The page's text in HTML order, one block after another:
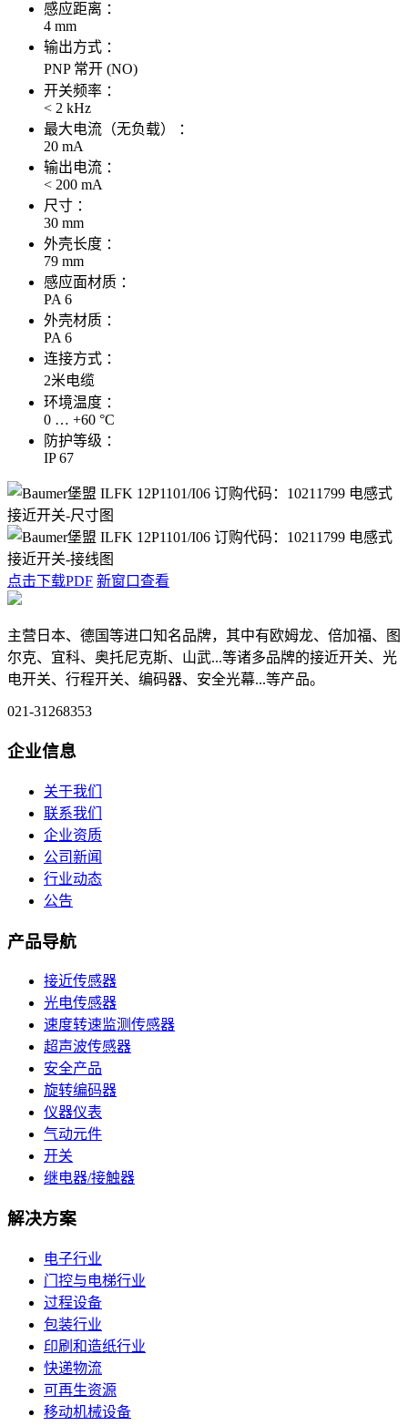
感应距离 ：
4 mm
输出方式 ：
PNP 常开 (NO)
开关频率 ：
< 2 kHz
最大电流（无负载） ：
20 mA
输出电流 ：
< 200 mA
尺寸 ：
30 mm
外壳长度 ：
79 mm
感应面材质 ：
PA 6
外壳材质 ：
PA 6
连接方式 ：
2米电缆
环境温度 ：
0 … +60 °C
防护等级 ：
IP 67
点击下载PDF 新窗口查看
主营日本、德国等进口知名品牌，其中有欧姆龙、倍加福、图
尔克、宜科、奥托尼克斯、山武...等诸多品牌的接近开关、光
电开关、行程开关、编码器、安全光幕...等产品。
021-31268353
企业信息
关于我们
联系我们
企业资质
公司新闻
行业动态
公告
产品导航
接近传感器
光电传感器
速度转速监测传感器
超声波传感器
安全产品
旋转编码器
仪器仪表
气动元件
开关
继电器/接触器
解决方案
电子行业
门控与电梯行业
过程设备
包装行业
印刷和造纸行业
快递物流
可再生资源
移动机械设备